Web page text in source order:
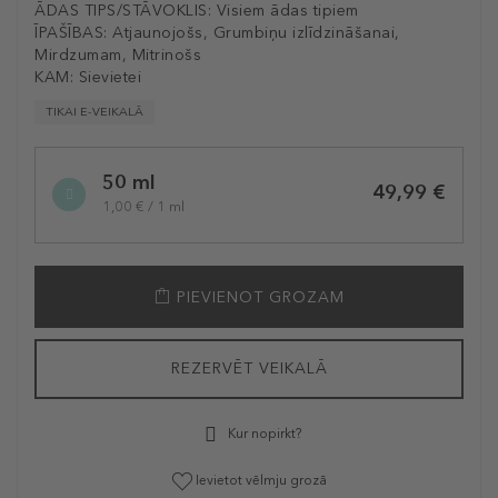
ĀDAS TIPS/STĀVOKLIS: Visiem ādas tipiem
ĪPAŠĪBAS: Atjaunojošs, Grumbiņu izlīdzināšanai,
Mirdzumam, Mitrinošs
KAM: Sievietei
TIKAI E-VEIKALĀ
variation50 ml
1,00 € / 1 ml
49,99 €
PIEVIENOT GROZAM
REZERVĒT VEIKALĀ
Kur nopirkt?
Ievietot vēlmju grozā